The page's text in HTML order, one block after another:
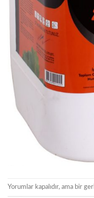
Yorumlar kapalıdır, ama bir